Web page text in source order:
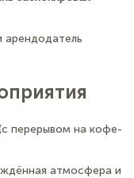
арендодатель
перерывом на кофе-
атмосфера и